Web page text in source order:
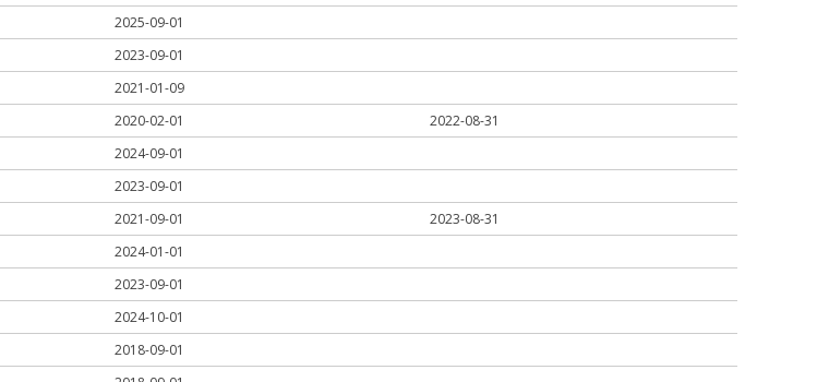
2025-09-01
2023-09-01
2021-01-09
2020-02-01
2022-08-31
2024-09-01
2023-09-01
2021-09-01
2023-08-31
2024-01-01
2023-09-01
2024-10-01
2018-09-01